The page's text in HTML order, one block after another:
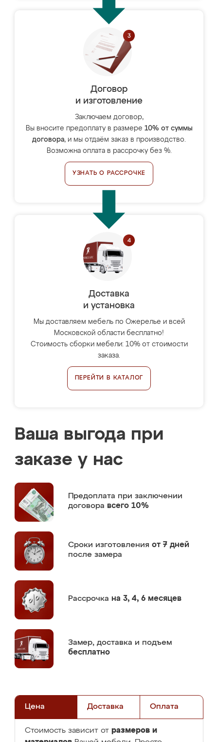
Договор
и изготовление
Заключаем договор,
Вы вносите предоплату в размере 10% от суммы
договора, и мы отдаём заказ в производство.
Возможна оплата в рассрочку без %.
УЗНАТЬ О РАССРОЧКЕ
Доставка
и установка
Мы доставляем мебель по Ожерелье и всей
Московской области бесплатно!
Стоимость сборки мебели: 10% от стоимости
заказа.
ПЕРЕЙТИ В КАТАЛОГ
Ваша выгода при
заказе у нас
Предоплата при заключении
договора всего 10%
Сроки изготовления от 7 дней
после замера
Рассрочка на 3, 4, 6 месяцев
Замер, доставка и подъем
бесплатно
Цена Доставка Оплата
Стоимость зависит от размеров и